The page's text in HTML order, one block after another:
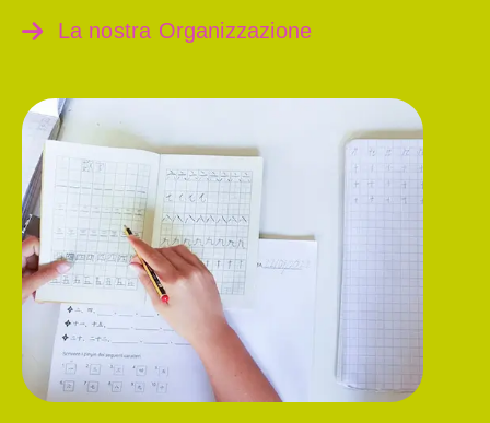
La nostra Organizzazione